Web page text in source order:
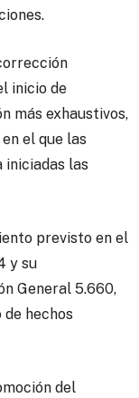
inicio de
más exhaustivos,
el que las
iniciadas las
previsto en el
y su
General 5.660,
hechos
del